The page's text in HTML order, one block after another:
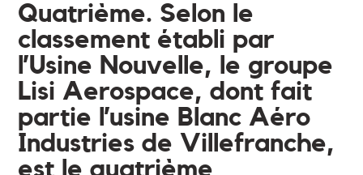
Quatrième. Selon le
classement établi par
l’Usine Nouvelle, le groupe
Lisi Aerospace, dont fait
partie l’usine Blanc Aéro
Industries de Villefranche,
est le quatrième